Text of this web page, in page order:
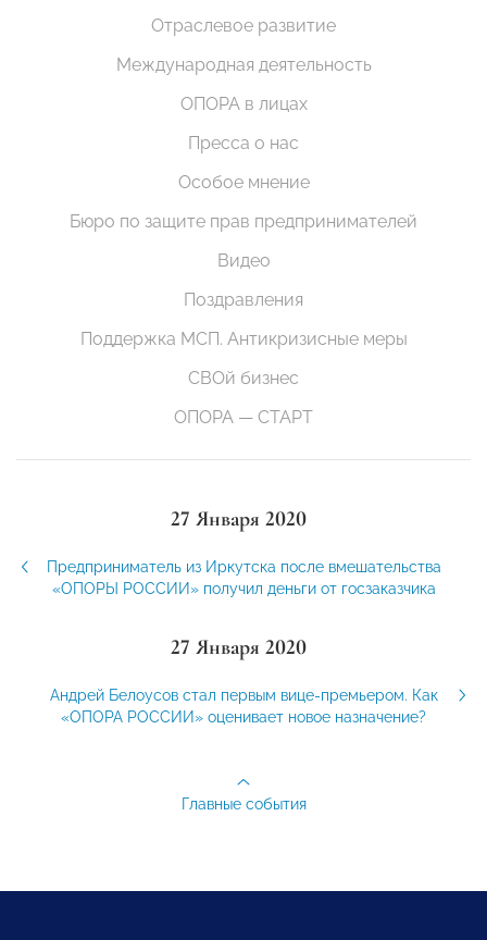
Отраслевое развитие
Международная деятельность
ОПОРА в лицах
Пресса о нас
Особое мнение
Бюро по защите прав предпринимателей
Видео
Поздравления
Поддержка МСП. Антикризисные меры
СВОй бизнес
ОПОРА — СТАРТ
27 Января 2020
Предприниматель из Иркутска после вмешательства
«ОПОРЫ РОССИИ» получил деньги от госзаказчика
27 Января 2020
Андрей Белоусов стал первым вице-премьером. Как
«ОПОРА РОССИИ» оценивает новое назначение?
Главные события